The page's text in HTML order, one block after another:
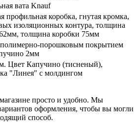
вата Knauf
профильная коробка, гнутая кромка,
изоляционных контура, толщина
толщина коробки 75мм
полимерно-порошковым покрытием
2мм
Цвет Капучино (тисненый),
"Линея" с молдингом
просто и удобно. Мы
оформления, чтобы вы могли
способ.